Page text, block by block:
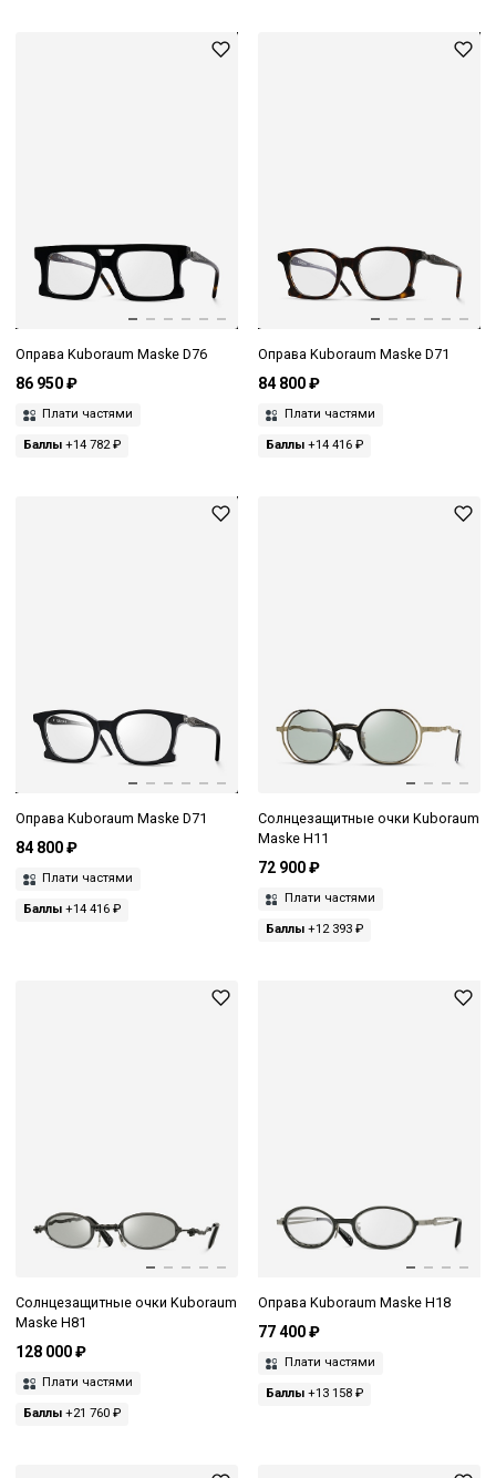
Оправа Kuboraum Maske D76
86 950 ₽
Плати частями
Баллы +14 782 ₽
Оправа Kuboraum Maske D71
84 800 ₽
Плати частями
Баллы+14 416 ₽
Оправа Kuboraum Maske D71
84 800 ₽
Плати частями
Баллы +14 416 ₽
Солнцезащитные очки Kuboraum
Maske H11
72 900 ₽
Плати частями
Баллы+12 393 ₽
Солнцезащитные очки Kuboraum
Maske H81
128 000 ₽
Плати частями
Баллы +21 760 ₽
Оправа Kuboraum Maske H18
77 400 ₽
Плати частями
Баллы+13 158 ₽